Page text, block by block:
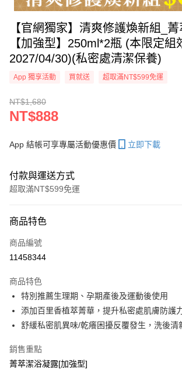
【官網獨家】清爽修護煥新組_
【加強型】250ml*2瓶 (本限定組
2027/04/30)(私密處清潔保養)
App 獨享活動 買就送 超取滿NT$599免運
NT$1,680
NT$888
App 結帳可享專屬活動優惠價 立即下載
付款與運送方式
超取滿NT$599免運
信用卡一次付款
超商取貨付款
Apple Pay
街口支付
運送方式
商品特色
商品編號
11458344
商品特色
特別推薦生理期、孕期產後及運動後使用
添加百里香植萃菁華，提升私密處肌膚防護
舒緩私密肌異味/乾癢困擾反覆發生，洗後清
銷售重點
菁萃潔浴凝露[加強型]